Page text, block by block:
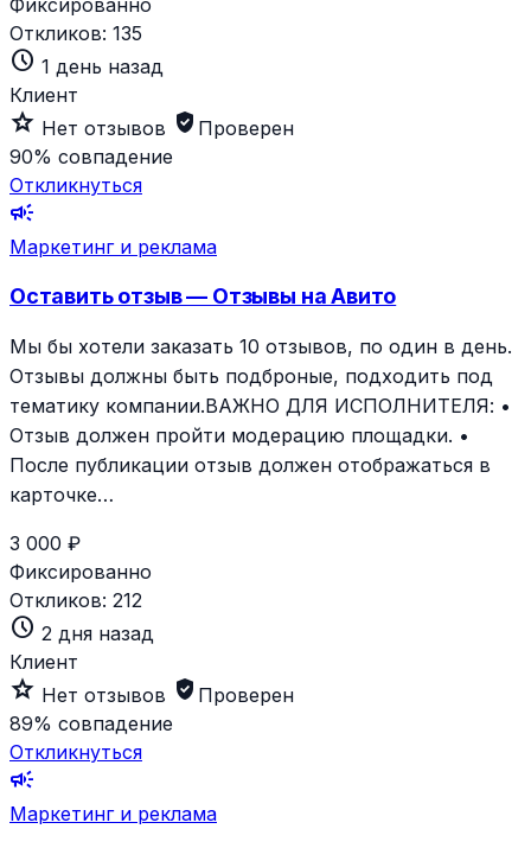
Откликов: 135
schedule 1 день назад
Клиент
star_outline Нет отзывов verified_user Проверен
90% совпадение
Откликнуться
campaign
Маркетинг и реклама
Оставить отзыв — Отзывы на Авито
Мы бы хотели заказать 10 отзывов, по один в день.
Отзывы должны быть подброные, подходить под
тематику компании.ВАЖНО ДЛЯ ИСПОЛНИТЕЛЯ: •
Отзыв должен пройти модерацию площадки. •
После публикации отзыв должен отображаться в
карточке…
3 000 ₽
Фиксированно
Откликов: 212
schedule 2 дня назад
Клиент
star_outline Нет отзывов verified_user Проверен
89% совпадение
Откликнуться
campaign
Маркетинг и реклама